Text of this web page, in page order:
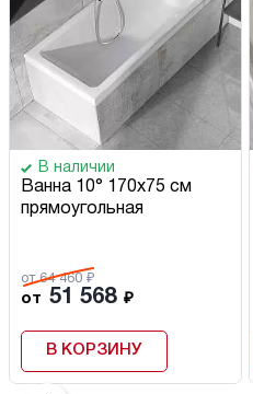
В наличии
Ванна 10° 170х75 см
прямоугольная
от 64 460 ₽
от 51 568 ₽
В КОРЗИНУ